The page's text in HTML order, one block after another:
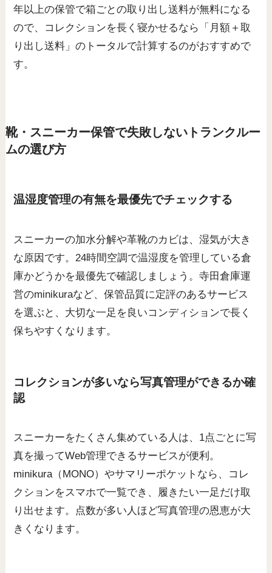
年以上の保管で箱ごとの取り出し送料が無料になる
ので、コレクションを長く寝かせるなら「月額＋取
り出し送料」のトータルで計算するのがおすすめで
す。
靴・スニーカー保管で失敗しないトランクルー
ムの選び方
温湿度管理の有無を最優先でチェックする
スニーカーの加水分解や革靴のカビは、湿気が大き
な原因です。24時間空調で温湿度を管理している倉
庫かどうかを最優先で確認しましょう。寺田倉庫運
営のminikuraなど、保管品質に定評のあるサービス
を選ぶと、大切な一足を良いコンディションで長く
保ちやすくなります。
コレクションが多いなら写真管理ができるか確
認
スニーカーをたくさん集めている人は、1点ごとに写
真を撮ってWeb管理できるサービスが便利。
minikura（MONO）やサマリーポケットなら、コレ
クションをスマホで一覧でき、履きたい一足だけ取
り出せます。点数が多い人ほど写真管理の恩恵が大
きくなります。